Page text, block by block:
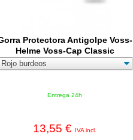
Protectora Antigolpe Voss-
Helme Voss-Cap Classic
Entrega 24h
13,55 € IVA incl.